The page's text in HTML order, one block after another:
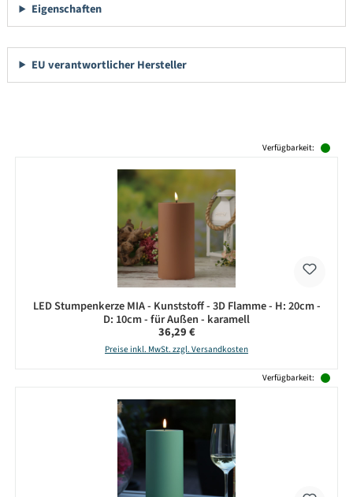
Eigenschaften
EU verantwortlicher Hersteller
Verfügbarkeit:
LED Stumpenkerze MIA - Kunststoff - 3D Flamme - H: 20cm -
D: 10cm - für Außen - karamell
Regulärer Preis:
36,29 €
Preise inkl. MwSt. zzgl. Versandkosten
Verfügbarkeit: